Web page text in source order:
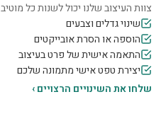
צוות העיצוב שלנו יכול לשנות כל
שינוי גדלים וצבעים
הוספה או הסרת אובייקטים
התאמה אישית של פרט בעיצוב
יצירת טפט אישי מתמונה שלכם
שלחו את השינויים הרצויים ›